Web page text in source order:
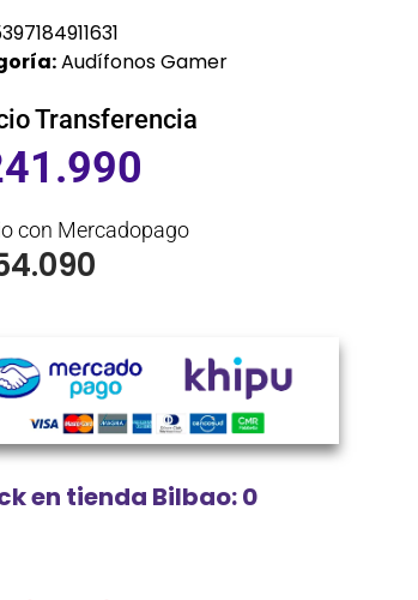
Audífonos Gamer
Transferencia
con Mercadopago
en tienda Bilbao: 0